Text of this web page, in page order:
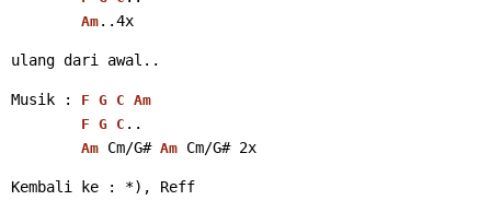
Am ..4x
ulang dari awal..
Musik : F G C Am
F G C ..
Am Cm/G# Am Cm/G# 2x
Kembali ke : *), Reff